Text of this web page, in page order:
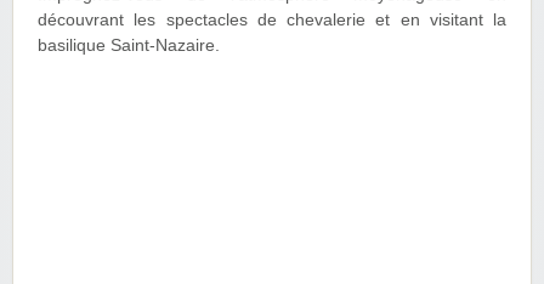
découvrant les spectacles de chevalerie et en visitant la
basilique Saint-Nazaire.